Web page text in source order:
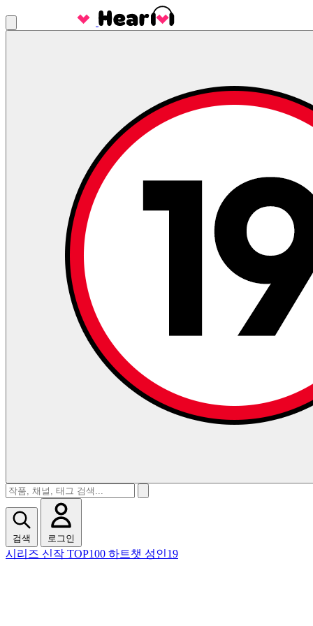
검색 로그인
시리즈 신작 TOP100 하트챗 성인19